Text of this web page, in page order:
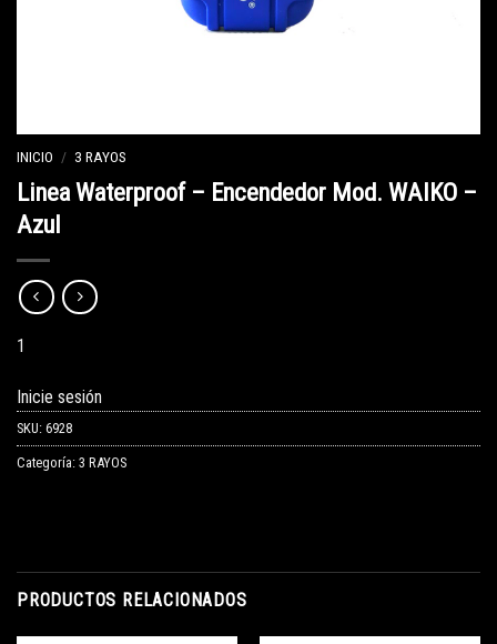
INICIO / 3 RAYOS
Linea Waterproof – Encendedor Mod. WAIKO –
Azul
1
Inicie sesión
SKU: 6928
Categoría: 3 RAYOS
PRODUCTOS RELACIONADOS